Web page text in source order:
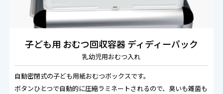
子ども用 おむつ回収容器 ディディーパック
乳幼児用おむつ入れ
自動密閉式の子ども用紙おむつボックスです。
ボタンひとつで自動的に圧縮ラミネートされるので、臭いも雑菌も